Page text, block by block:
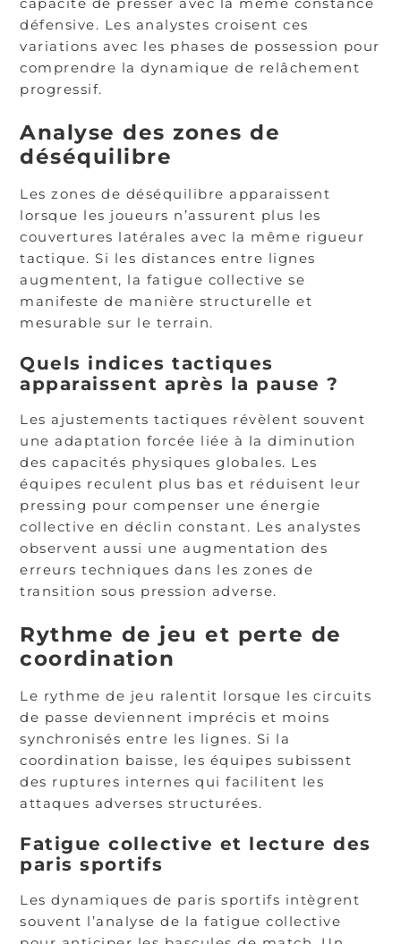
défensive. Les analystes croisent ces
variations avec les phases de possession pour
comprendre la dynamique de relâchement
progressif.
Analyse des zones de
déséquilibre
Les zones de déséquilibre apparaissent
lorsque les joueurs n’assurent plus les
couvertures latérales avec la même rigueur
tactique. Si les distances entre lignes
augmentent, la fatigue collective se
manifeste de manière structurelle et
mesurable sur le terrain.
Quels indices tactiques
apparaissent après la pause ?
Les ajustements tactiques révèlent souvent
une adaptation forcée liée à la diminution
des capacités physiques globales. Les
équipes reculent plus bas et réduisent leur
pressing pour compenser une énergie
collective en déclin constant. Les analystes
observent aussi une augmentation des
erreurs techniques dans les zones de
transition sous pression adverse.
Rythme de jeu et perte de
coordination
Le rythme de jeu ralentit lorsque les circuits
de passe deviennent imprécis et moins
synchronisés entre les lignes. Si la
coordination baisse, les équipes subissent
des ruptures internes qui facilitent les
attaques adverses structurées.
Fatigue collective et lecture des
paris sportifs
Les dynamiques de paris sportifs intègrent
souvent l’analyse de la fatigue collective